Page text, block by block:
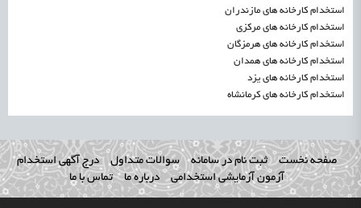
استخدام کارخانه های مازندران
استخدام کارخانه های مرکزی
استخدام کارخانه های هرمزگان
استخدام کارخانه های همدان
استخدام کارخانه های یزد
استخدام کارخانه های کرمانشاه
صفحه نخست ثبت نام در سامانه سوالات متداول
درج آگهی استخدام
آزمون آزمایشی استخدامی
درباره ما تماس با ما